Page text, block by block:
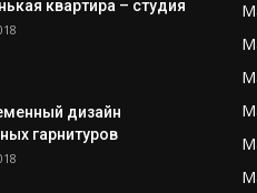
квартира – студия
дизайн
гарнитуров